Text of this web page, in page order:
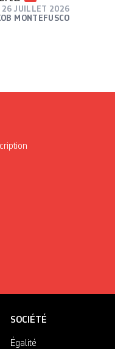
26 JUILLET 2026
MONTEFUSCO
SOCIÉTÉ
Égalité